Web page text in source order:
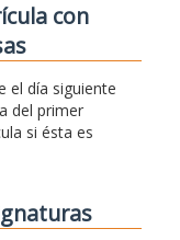
con
el día siguiente
del primer
si ésta es